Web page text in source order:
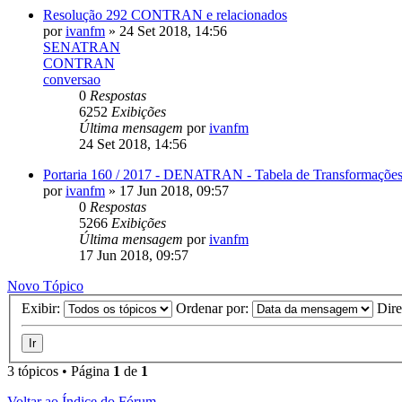
Resolução 292 CONTRAN e relacionados
porivanfm » 24 Set 2018, 14:56
SENATRAN
CONTRAN
conversao
0 Respostas
6252 Exibições
Última mensagem porivanfm
24 Set 2018, 14:56
Portaria 160 / 2017 - DENATRAN - Tabela de
porivanfm » 17 Jun 2018, 09:57
0 Respostas
5266 Exibições
Última mensagem porivanfm
17 Jun 2018, 09:57
Novo Tópico
Exibir:
Ordenar por:
3 tópicos • Página 1 de 1